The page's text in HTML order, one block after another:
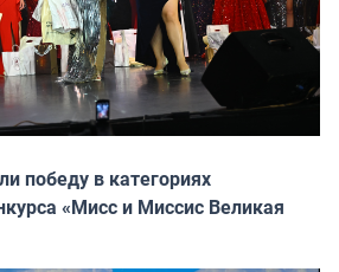
победу в категориях
«Мисс и Миссис Великая